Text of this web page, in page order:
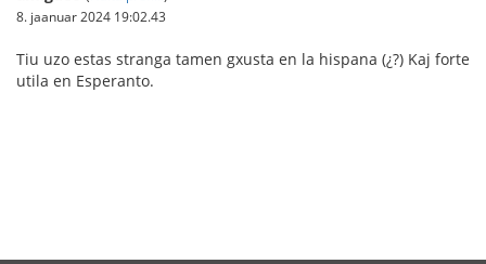
8. jaanuar 2024 19:02.43
Tiu uzo estas stranga tamen gxusta en la hispana (¿?) Kaj forte
utila en Esperanto.